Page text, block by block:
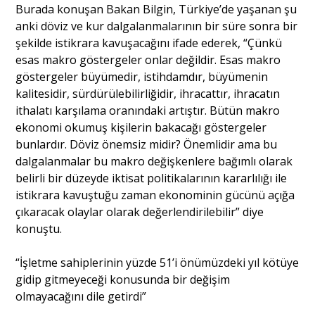
Dosya Haber
Ankara Analiz
Sağlık
Burada konuşan Bakan Bilgin, Türkiye’de yaşanan şu
anki döviz ve kur dalgalanmalarının bir süre sonra bir
şekilde istikrara kavuşacağını ifade ederek, “Çünkü
esas makro göstergeler onlar değildir. Esas makro
göstergeler büyümedir, istihdamdır, büyümenin
kalitesidir, sürdürülebilirliğidir, ihracattır, ihracatın
ithalatı karşılama oranındaki artıştır. Bütün makro
ekonomi okumuş kişilerin bakacağı göstergeler
bunlardır. Döviz önemsiz midir? Önemlidir ama bu
dalgalanmalar bu makro değişkenlere bağımlı olarak
belirli bir düzeyde iktisat politikalarının kararlılığı ile
istikrara kavuştuğu zaman ekonominin gücünü açığa
çıkaracak olaylar olarak değerlendirilebilir” diye
konuştu.
“İşletme sahiplerinin yüzde 51’i önümüzdeki yıl kötüye
gidip gitmeyeceği konusunda bir değişim
olmayacağını dile getirdi”